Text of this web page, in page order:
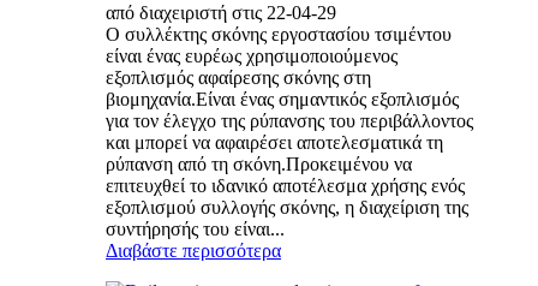
από διαχειριστή στις 22-04-29
Ο συλλέκτης σκόνης εργοστασίου τσιμέντου
είναι ένας ευρέως χρησιμοποιούμενος
εξοπλισμός αφαίρεσης σκόνης στη
βιομηχανία.Είναι ένας σημαντικός εξοπλισμός
για τον έλεγχο της ρύπανσης του περιβάλλοντος
και μπορεί να αφαιρέσει αποτελεσματικά τη
ρύπανση από τη σκόνη.Προκειμένου να
επιτευχθεί το ιδανικό αποτέλεσμα χρήσης ενός
εξοπλισμού συλλογής σκόνης, η διαχείριση της
συντήρησής του είναι...
Διαβάστε περισσότερα